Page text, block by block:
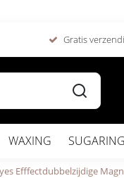
Gratis
WAXING SUGARING
Efffectdubbelzijdige